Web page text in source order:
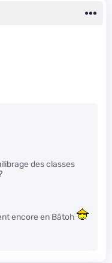
des classes
encore en Bâtoh